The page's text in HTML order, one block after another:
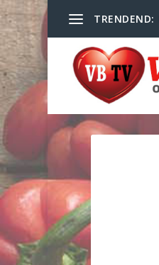
TRENDEND: